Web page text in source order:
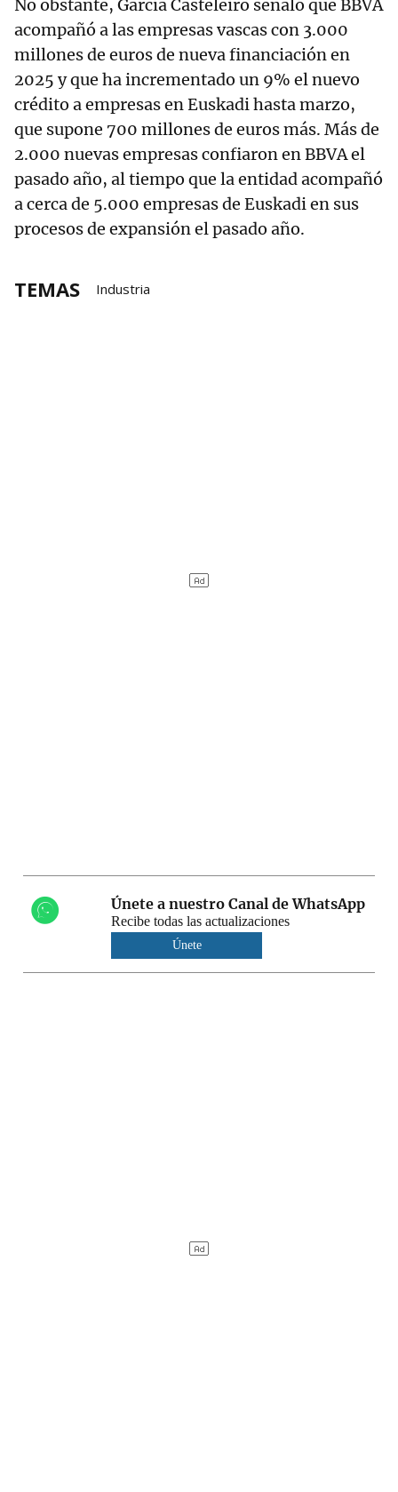
No obstante, García Casteleiro señaló que BBVA
acompañó a las empresas vascas con 3.000
millones de euros de nueva financiación en
2025 y que ha incrementado un 9% el nuevo
crédito a empresas en Euskadi hasta marzo,
que supone 700 millones de euros más. Más de
2.000 nuevas empresas confiaron en BBVA el
pasado año, al tiempo que la entidad acompañó
a cerca de 5.000 empresas de Euskadi en sus
procesos de expansión el pasado año.
TEMAS Industria
Únete a nuestro Canal de WhatsApp
Recibe todas las actualizaciones
Únete